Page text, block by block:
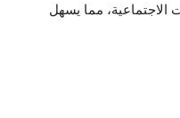
مما يسهل